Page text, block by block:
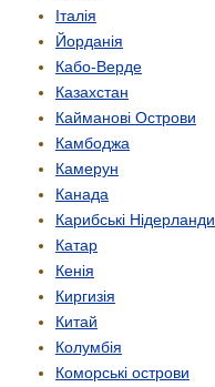
Італія
Йорданія
Кабо-Верде
Казахстан
Кайманові Острови
Камбоджа
Камерун
Канада
Карибські Нідерланди
Катар
Кенія
Киргизія
Китай
Колумбія
Коморські острови